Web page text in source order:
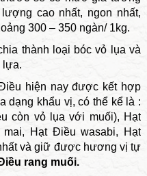
cao nhất, ngon nhất,
300 – 350 ngàn/ 1kg.
thành loại bóc vỏ lụa và
lựa.
hiện nay được kết hợp
dạng khẩu vị, có thể kể là :
còn vỏ lụa với muối), Hạt
Hạt Điều wasabi, Hạt
và giữ được hương vị tự
rang muối.